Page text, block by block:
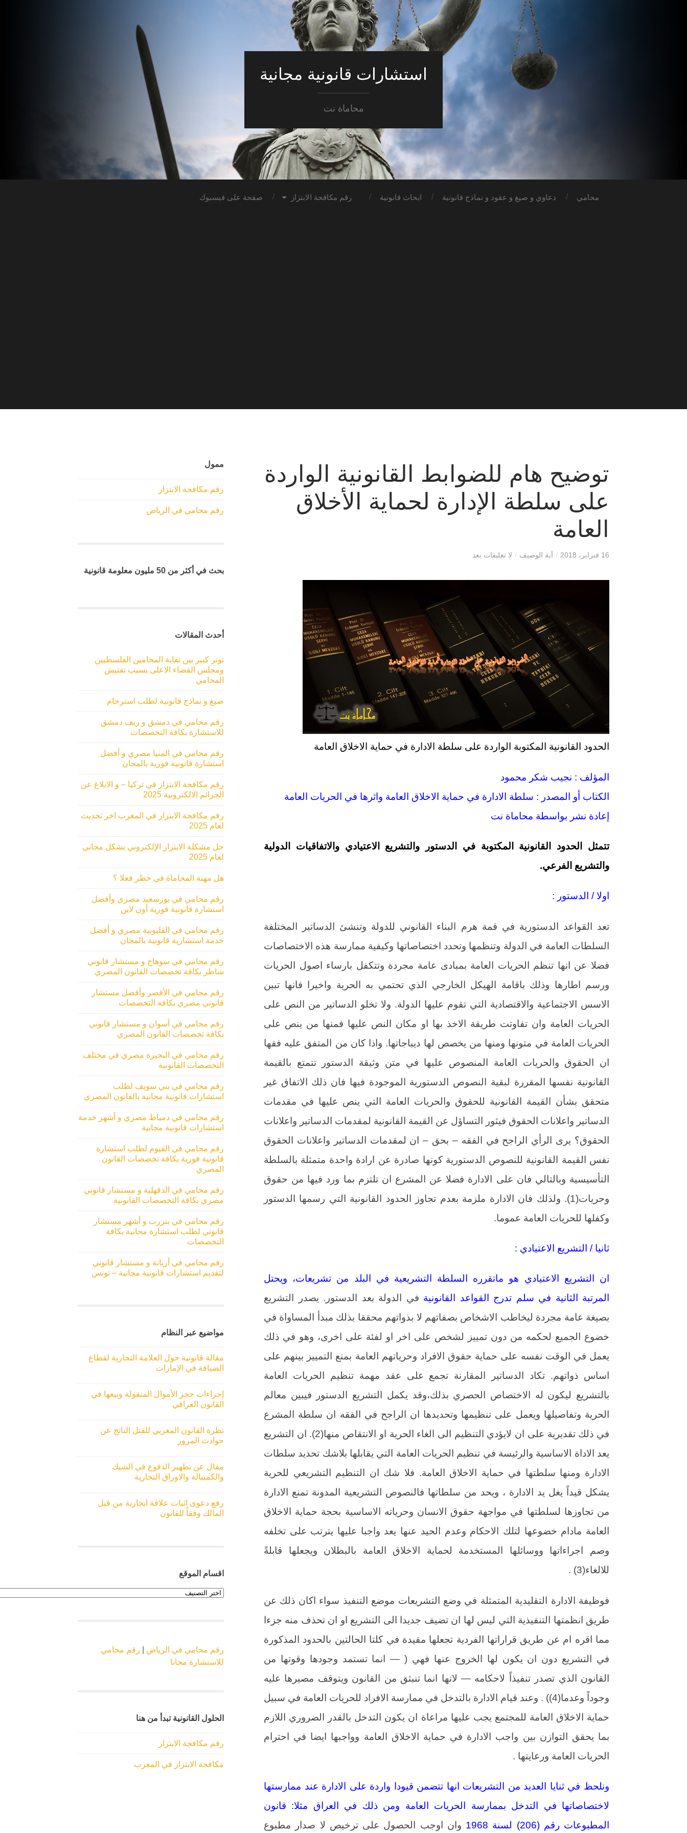
استشارات قانونية مجانية
محاماة نت
محامي دعاوي و صيغ و عقود و نماذج قانونية ابحاث قانونية رقم مكافحة الابتزاز صفحة على فيسبوك
توضيح هام للضوابط القانونية الواردة
على سلطة الإدارة لحماية الأخلاق
العامة
16 فبراير، 2018 / آية الوصيف / لا تعليقات بعد
الحدود القانونية المكتوبة الواردة على سلطة الادارة في حماية الاخلاق العامة
المؤلف : نجيب شكر محمود
الكتاب أو المصدر : سلطة الادارة في حماية الاخلاق العامة واثرها في الحريات العامة
إعادة نشر بواسطة محاماة نت
تتمثل الحدود القانونية المكتوبة في الدستور والتشريع الاعتيادي والاتفاقيات الدولية
والتشريع الفرعي.
اولا / الدستور :
تعد القواعد الدستورية في قمة هرم البناء القانوني للدولة وتنشئ الدساتير المختلفة
السلطات العامة في الدولة وتنظمها وتحدد اختصاصاتها وكيفية ممارسة هذه الاختصاصات
فضلا عن انها تنظم الحريات العامة بمبادى عامة مجردة وتتكفل بارساء اصول الحريات
ورسم اطارها وذلك باقامة الهيكل الخارجي الذي تحتمي به الحرية واخيرا فانها تبين
الاسس الاجتماعية والاقتصادية التي تقوم عليها الدولة. ولا تخلو الدساتير من النص على
الحريات العامة وان تفاوتت طريقة الاخذ بها او مكان النص عليها فمنها من ينص على
الحريات العامة في متونها ومنها من يخصص لها ديباجاتها. واذا كان من المتفق عليه فقها
ان الحقوق والحريات العامة المنصوص عليها في متن وثيقة الدستور تتمتع بالقيمة
القانونية نفسها المقررة لبقية النصوص الدستورية الموجودة فيها فان ذلك الاتفاق غير
متحقق بشأن القيمة القانونية للحقوق والحريات العامة التي ينص عليها في مقدمات
الدساتير واعلانات الحقوق فيثور التساؤل عن القيمة القانونية لمقدمات الدساتير واعلانات
الحقوق؟ يرى الرأي الراجح في الفقه – بحق – ان لمقدمات الدساتير واعلانات الحقوق
نفس القيمة القانونية للنصوص الدستورية كونها صادرة عن ارادة واحدة متمثلة بالسلطة
التأسيسية وبالتالي فان على الادارة فضلا عن المشرع ان تلتزم بما ورد فيها من حقوق
وحريات(1). ولذلك فان الادارة ملزمة بعدم تجاوز الحدود القانونية التي رسمها الدستور
وكفلها للحريات العامة عموما.
ثانيا / التشريع الاعتيادي :
ان التشريع الاعتيادي هو ماتقرره السلطة التشريعية في البلد من تشريعات، ويحتل
المرتبة الثانية في سلم تدرج القواعد القانونية في الدولة بعد الدستور. يصدر التشريع
بصيغة عامة مجردة ليخاطب الاشخاص بصفاتهم لا بذواتهم محققا بذلك مبدأ المساواة في
خضوع الجميع لحكمه من دون تمييز لشخص على اخر او لفئة على اخرى، وهو في ذلك
يعمل في الوقت نفسه على حماية حقوق الافراد وحرياتهم العامة بمنع التمييز بينهم على
اساس ذواتهم. تكاد الدساتير المقارنة تجمع على عقد مهمة تنظيم الحريات العامة
بالتشريع ليكون له الاختصاص الحصري بذلك،وقد يكمل التشريع الدستور فيبين معالم
الحرية وتفاصيلها ويعمل على تنظيمها وتحديدها ان الراجح في الفقه ان سلطة المشرع
في ذلك تقديرية على ان لايؤدي التنظيم الى الغاء الحرية او الانتقاص منها(2). ان التشريع
يعد الاداة الاساسية والرئيسة في تنظيم الحريات العامة التي يقابلها بلاشك تحديد سلطات
الادارة ومنها سلطتها في حماية الاخلاق العامة. فلا شك ان التنظيم التشريعي للحرية
يشكل قيداً يغل يد الادارة ، ويحد من سلطاتها فالنصوص التشريعية المدونة تمنع الادارة
من تجاوزها لسلطتها في مواجهة حقوق الانسان وحرياته الاساسية بحجة حماية الاخلاق
العامة مادام خضوعها لتلك الاحكام وعدم الحيد عنها يعد واجبا عليها يترتب على تخلفه
وصم اجراءاتها ووسائلها المستخدمة لحماية الاخلاق العامة بالبطلان ويجعلها قابلةً
للالغاء(3) .
فوظيفة الادارة التقليدية المتمثلة في وضع التشريعات موضع التنفيذ سواء اكان ذلك عن
طريق انظمتها التنفيذية التي ليس لها ان تضيف جديدا الى التشريع او ان تحذف منه جزءا
مما اقره ام عن طريق قراراتها الفردية تجعلها مقيدة في كلتا الحالتين بالحدود المذكورة
في التشريع دون ان يكون لها الخروج عنها فهي ( — انما تستمد وجودها وقوتها من
القانون الذي تصدر تنفيذاً لاحكامه — لانها انما تنبثق من القانون ويتوقف مصيرها عليه
وجوداً وعدما(4)) . وعند قيام الادارة بالتدخل في ممارسة الافراد للحريات العامة في سبيل
حماية الاخلاق العامة للمجتمع يجب عليها مراعاة ان يكون التدخل بالقدر الضروري اللازم
بما يحقق التوازن بين واجب الادارة في حماية الاخلاق العامة وواجبها ايضا في احترام
الحريات العامة ورعايتها .
ونلحظ في ثنايا العديد من التشريعات انها تتضمن قيودا واردة على الادارة عند ممارستها
لاختصاصاتها في التدخل بممارسة الحريات العامة ومن ذلك في العراق مثلا: قانون
المطبوعات رقم (206) لسنة 1968
وان اوجب الحصول على ترخيص لا صدار مطبوع
ممول
رقم مكافحة الابتزاز
رقم محامي في الرياض
بحث في أكثر من 50 مليون معلومة قانونية
أحدث المقالات
توتر كبير بين نقابة المحامين الفلسطيين
ومجلس القضاء الاعلى بسبب تفتيش
المحامي
صيغ و نماذج قانونية لطلب استرحام
رقم محامي في دمشق و ريف دمشق
للاستشارة بكافة التخصصات
رقم محامي في المنيا مصري و أفضل
استشارة قانونية فورية بالمجان
رقم مكافحة الابتزاز في تركيا – و الابلاغ عن
الجرائم الالكترونية 2025
رقم مكافحة الابتزاز في المغرب اخر تحديث
لعام 2025
حل مشكلة الابتزاز الإلكتروني بشكل مجاني
لعام 2025
هل مهنة المحاماة في خطر فعلا ؟
رقم محامي في بورسعيد مصري وأفضل
استشارة قانونية فورية أون لاين
رقم محامي في القليوبية مصري و أفضل
خدمة استشارية قانونية بالمجان
رقم محامي في سوهاج و مستشار قانوني
شاطر بكافة تخصصات القانون المصري
رقم محامي في الأقصر وأفضل مستشار
قانوني مصري بكافة التخصصات
رقم محامي في أسوان و مستشار قانوني
بكافة تخصصات القانون المصري
رقم محامي في البحيرة مصري في مختلف
التخصصات القانونية
رقم محامي في بني سويف لطلب
استشارات قانونية مجانية بالقانون المصري
رقم محامي في دمياط مصري و أشهر خدمة
استشارات قانونية مجانية
رقم محامي في الفيوم لطلب استشارة
قانونية فورية بكافة تخصصات القانون
المصري
رقم محامي في الدقهلية و مستشار قانوني
مصري بكافة التخصصات القانونية
رقم محامي في بنزرت و أشهر مستشار
قانوني لطلب استشارة مجانية بكافة
التخصصات
رقم محامي في أريانة و مستشار قانوني
لتقديم استشارات قانونية مجانية – تونس
مواضيع عبر النظام
مقالة قانونية حول العلامة التجارية لقطاع
الضيافة في الإمارات
إجراءات حجز الأموال المنقولة وبيعها في
القانون العراقي
نظرة القانون المغربي للقتل الناتج عن
حوادث المرور
مقال عن تطهير الدفوع في الشيك
والكمبيالة والاوراق التجارية
رفع دعوى اثبات علاقة ايجارية من قبل
المالك وفقاً للقانون
اقسام الموقع
اقسام
الموقع
رقم محامي في الرياض
رقم محامي
للاستشارة مجانا
الحلول القانونية تبدأ من هنا
رقم مكافحة الابتزاز
مكافحة الابتزاز في المغرب